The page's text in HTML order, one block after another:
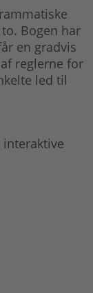
Bogen har
en gradvis
reglerne for
led til
interaktive